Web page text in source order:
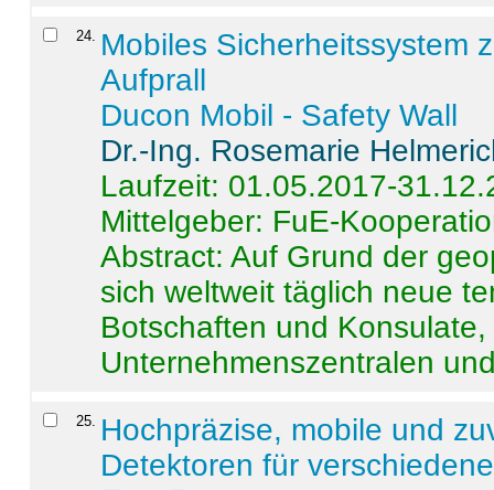
24. Mobiles Sicherheitssystem
Aufprall
Ducon Mobil - Safety Wall
Dr.-Ing. Rosemarie
Laufzeit: 01.05.2017-
Mittelgeber: FuE-
Abstract:Auf Grund der
sich weltweit täglich neue
Botschaften und
Unternehmenszentralen
25. Hochpräzise, mobile und
Detektoren für